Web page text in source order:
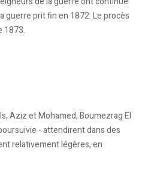
guerre prit fin en 1872. Le procès
1873.
Aziz et Mohamed, Boumezrag El
- attendirent dans des
relativement légères, en